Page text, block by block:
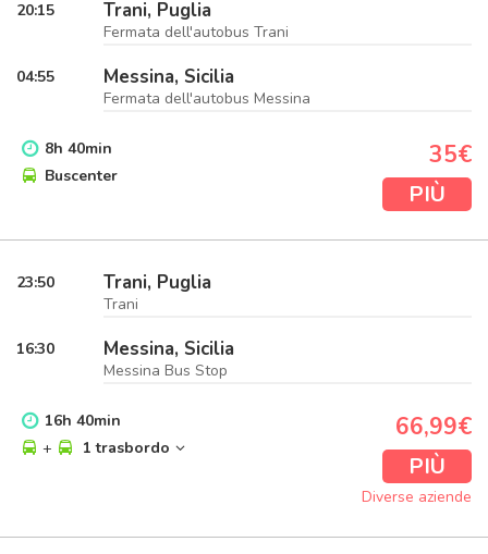
20:15 Trani, Puglia
Fermata dell'autobus Trani
04:55 Messina, Sicilia
Fermata dell'autobus Messina
8h 40min
Buscenter
35€
PIÙ
23:50 Trani, Puglia
Trani
16:30 Messina, Sicilia
Messina Bus Stop
16h 40min
+
1 trasbordo
66,99€
PIÙ
Diverse aziende